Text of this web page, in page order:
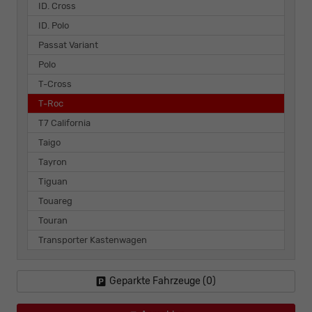
ID. Cross
ID. Polo
Passat Variant
Polo
T-Cross
T-Roc
T7 California
Taigo
Tayron
Tiguan
Touareg
Touran
Transporter Kastenwagen
Geparkte Fahrzeuge (0)